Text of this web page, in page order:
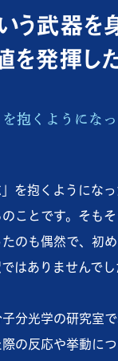
いう武器を
を発揮した
抱くようにな
を抱くようにな
ことです。そも
のも偶然で、初
はありませんでし
分光学の研究室
際の反応や挙動に